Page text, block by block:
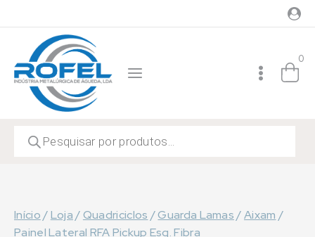
to
content
0
search
Início/Loja /Quadriciclos /Guarda Lamas /Aixam /
Painel Lateral RFA Pickup Esq. Fibra